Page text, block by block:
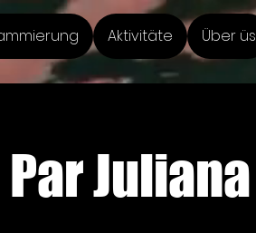
Aktivitäte Über üs
Juliana